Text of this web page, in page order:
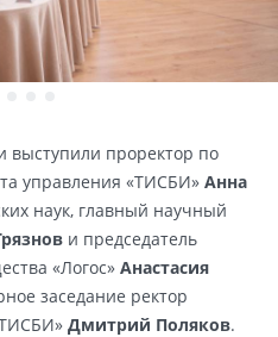
проректор по
управления «ТИСБИ» Анна
наук, главный научный
и председатель
«Логос» Анастасия
заседание ректор
Дмитрий Поляков.